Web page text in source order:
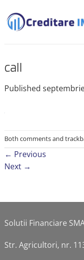
call
Published
Both comments and
← Previous
Next →
Solutii Financiare
Str. Agricultori, nr.